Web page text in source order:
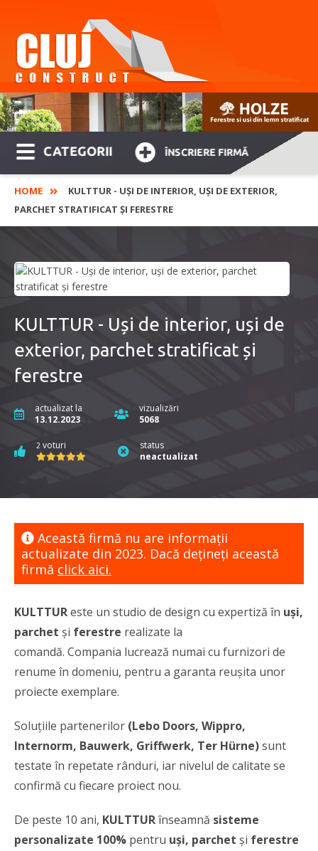
CATEGORII ÎNSCRIERE FIRMĂ
HOME
KULTTUR - UȘI DE INTERIOR, UȘI DE EXTERIOR,
PARCHET STRATIFICAT ȘI FERESTRE
KULTTUR - Uși de interior, uși de
exterior, parchet stratificat și
ferestre
actualizat la
13.12.2023
vizualizări
5068
2 voturi
status
neactualizat
Această firmă nu are informaţii
actualizate din 2023. Dacă dețineți această
firmă click aici.
KULTTUReste un studio de design cu expertiză în uși,
parchet și ferestre realizate la
comandă. Compania lucrează numai cu furnizori de
renume în domeniu, pentru a garanta reușita unor
proiecte exemplare.
Soluțiile partenerilor (Lebo Doors, Wippro,
Internorm, Bauwerk, Griffwerk, Ter Hürne)sunt
testate în repetate rânduri, iar nivelul de calitate se
confirmă cu fiecare proiect nou.
De peste 10 ani, KULTTURînseamnă sisteme
personalizate 100% pentru uși, parchet și ferestre